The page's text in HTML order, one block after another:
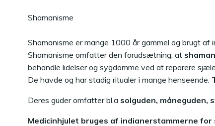
Shamanisme
Shamanisme er mange 1000 år gammel og brugt af
Shamanisme omfatter den forudsætning, at
behandle lidelser og sygdomme ved at reparere
De havde og har stadig ritualer i mange henseende.
Deres guder omfatter bl.a solguden, måneguden,
Medicinhjulet bruges af indianerstammerne for